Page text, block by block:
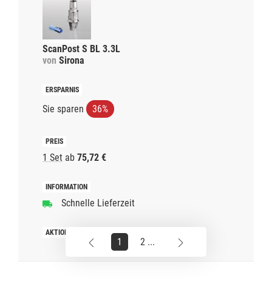
ScanPost S BL 3.3L
von Sirona
Sie sparen 36%
1 Set ab 75,72 €
Schnelle Lieferzeit
1 2 ...